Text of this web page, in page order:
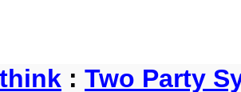
: Two Party